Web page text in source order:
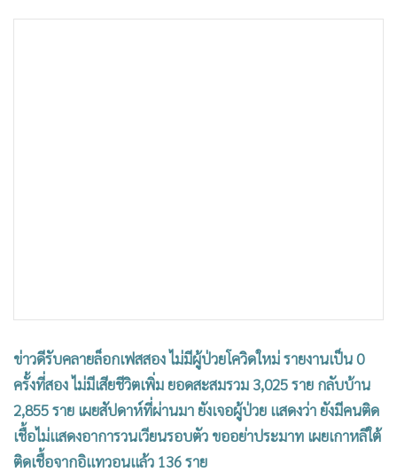
• SMEs
• หุ้น
อินโดจีน
•
กองทุนรวม
ข่าวดีรับคลายล็อกเฟสสอง ไม่มีผู้ป่วยโควิดใหม่ รายงานเป็น 0
ครั้งที่สอง ไม่มีเสียชีวิตเพิ่ม ยอดสะสมรวม 3,025 ราย กลับบ้าน
2,855 ราย เผยสัปดาห์ที่ผ่านมา ยังเจอผู้ป่วย แสดงว่า ยังมีคนติด
เชื้อไม่แสดงอาการวนเวียนรอบตัว ขออย่าประมาท เผยเกาหลีใต้
ติดเชื้อจากอิแทวอนแล้ว 136 ราย